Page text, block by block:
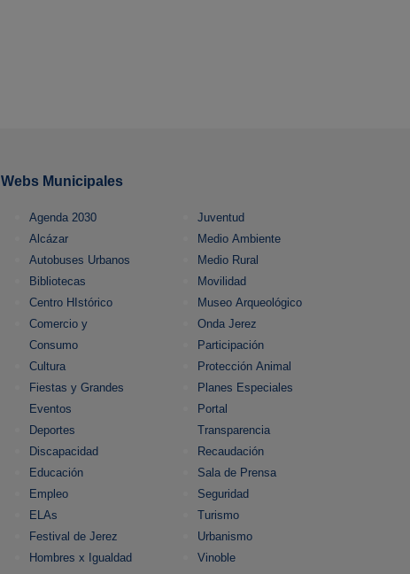
Webs Municipales
Agenda 2030
Alcázar
Autobuses Urbanos
Bibliotecas
Centro HIstórico
Comercio y
Consumo
Cultura
Fiestas y Grandes
Eventos
Deportes
Discapacidad
Educación
Empleo
ELAs
Festival de Jerez
Hombres x Igualdad
Juventud
Medio Ambiente
Medio Rural
Movilidad
Museo Arqueológico
Onda Jerez
Participación
Protección Animal
Planes Especiales
Portal
Transparencia
Recaudación
Sala de Prensa
Seguridad
Turismo
Urbanismo
Vinoble